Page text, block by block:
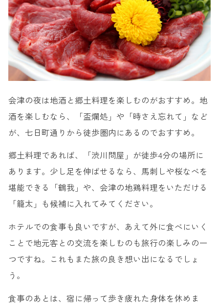
会津の夜は地酒と郷土料理を楽しむのがおすすめ。地
酒を楽しむなら、「盃爛処」や「時さえ忘れて」など
が、七日町通りから徒歩圏内にあるのでおすすめ。
郷土料理であれば、「渋川問屋」が徒歩4分の場所に
あります。少し足を伸ばせるなら、馬刺しや桜なべを
堪能できる「鶴我」や、会津の地鶏料理をいただける
「籠太」も候補に入れてみてください。
ホテルでの食事も良いですが、あえて外に食べにいく
ことで地元客との交流を楽しむのも旅行の楽しみの一
つですね。これもまた旅の良き想い出になるでしょ
う。
食事のあとは、宿に帰って歩き疲れた身体を休めま